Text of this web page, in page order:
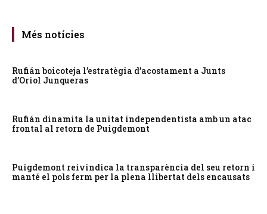
Més notícies
Rufián boicoteja l’estratègia d’acostament a Junts
d’Oriol Junqueras
Rufián dinamita la unitat independentista amb un atac
frontal al retorn de Puigdemont
Puigdemont reivindica la transparència del seu retorn i
manté el pols ferm per la plena llibertat dels encausats